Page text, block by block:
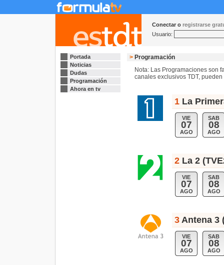
Conectar o registrarse
Usuario:
Portada
Noticias
Dudas
Programación
Ahora en tv
> Programación
Nota: Las Programaciones son
canales exclusivos TDT,
1 La
VIE
07
AGO
SAB
08
AGO
2 La 2
VIE
07
AGO
SAB
08
AGO
3 Antena 3
VIE
07
AGO
SAB
08
AGO